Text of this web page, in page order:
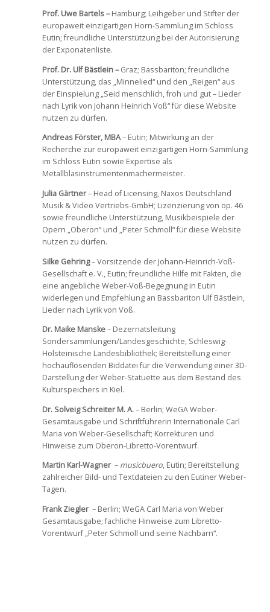
Prof. Uwe Bartels –Hamburg; Leihgeber und Stifter der
europaweit einzigartigen Horn-Sammlung im Schloss
Eutin; freundliche Unterstützung bei der Autorisierung
der Exponatenliste.
Prof. Dr. Ulf Bästlein –Graz; Bassbariton; freundliche
Unterstützung, das „Minnelied“ und den „Reigen“ aus
der Einspielung „Seid menschlich, froh und gut – Lieder
nach Lyrik von Johann Heinrich Voß“ für diese Website
nutzen zu dürfen.
Andreas Förster, MBA– Eutin; Mitwirkung an der
Recherche zur europaweit einzigartigen Horn-Sammlung
im Schloss Eutin sowie Expertise als
Metallblasinstrumentenmachermeister.
Julia Gärtner– Head of Licensing, Naxos Deutschland
Musik & Video Vertriebs-GmbH; Lizenzierung von op. 46
sowie freundliche Unterstützung, Musikbeispiele der
Opern „Oberon“ und „Peter Schmoll“ für diese Website
nutzen zu dürfen.
Silke Gehring– Vorsitzende der Johann-Heinrich-Voß-
Gesellschaft e. V., Eutin; freundliche Hilfe mit Fakten, die
eine angebliche Weber-Voß-Begegnung in Eutin
widerlegen und Empfehlung an Bassbariton Ulf Bästlein,
Lieder nach Lyrik von Voß.
Dr. Maike Manske– Dezernatsleitung
Sondersammlungen/Landesgeschichte, Schleswig-
Holsteinische Landesbibliothek; Bereitstellung einer
hochauflösenden Biddatei für die Verwendung einer 3D-
Darstellung der Weber-Statuette aus dem Bestand des
Kulturspeichers in Kiel.
Dr. Solveig Schreiter M. A.– Berlin; WeGA Weber-
Gesamtausgabe und Schriftführerin Internationale Carl
Maria von Weber-Gesellschaft; Korrekturen und
Hinweise zum Oberon-Libretto-Vorentwurf.
Martin Karl-Wagner – musicbuero, Eutin; Bereitstellung
zahlreicher Bild- und Textdateien zu den Eutiner Weber-
Tagen.
Frank Ziegler– Berlin; WeGA Carl Maria von Weber
Gesamtausgabe; fachliche Hinweise zum Libretto-
Vorentwurf „Peter Schmoll und seine Nachbarn“.